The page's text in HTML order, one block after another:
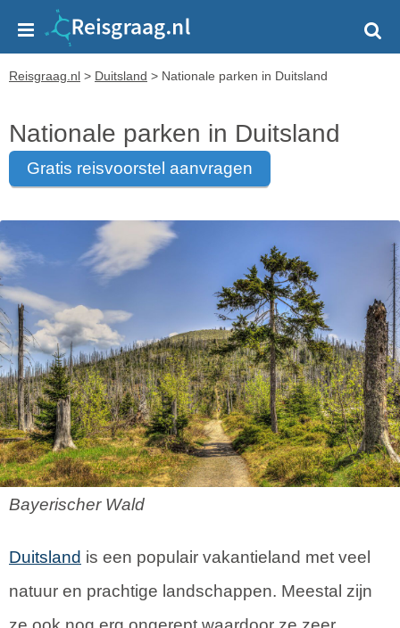
Reisgraag.nl > Duitsland > Nationale parken in Duitsland
Nationale parken in Duitsland
gratis reisvoorstel aanvragen
Bayerischer Wald
Duitsland is een populair vakantieland met veel
natuur en prachtige landschappen. Meestal zijn